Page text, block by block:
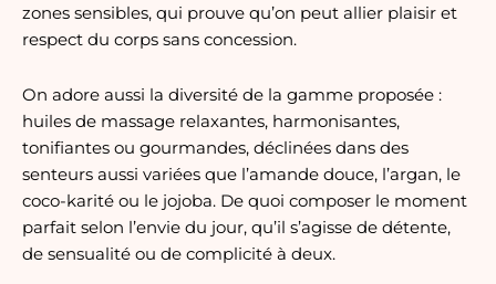
zones sensibles, qui prouve qu’on peut allier plaisir et
respect du corps sans concession.
On adore aussi la diversité de la gamme proposée :
huiles de massage relaxantes, harmonisantes,
tonifiantes ou gourmandes, déclinées dans des
senteurs aussi variées que l’amande douce, l’argan, le
coco-karité ou le jojoba. De quoi composer le moment
parfait selon l’envie du jour, qu’il s’agisse de détente,
de sensualité ou de complicité à deux.